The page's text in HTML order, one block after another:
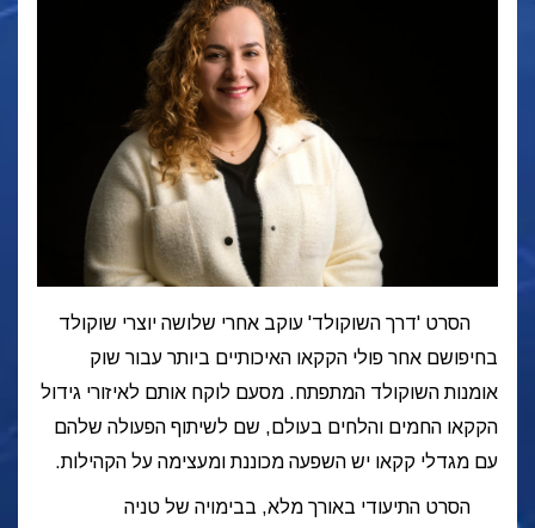
הסרט 'דרך השוקולד' עוקב אחרי שלושה יוצרי שוקולד
בחיפושם אחר פולי הקקאו האיכותיים ביותר עבור שוק
אומנות השוקולד המתפתח. מסעם לוקח אותם לאיזורי גידול
הקקאו החמים והלחים בעולם, שם לשיתוף הפעולה שלהם
עם מגדלי קקאו יש השפעה מכוננת ומעצימה על הקהילות.
הסרט התיעודי באורך מלא, בבימויה של טניה